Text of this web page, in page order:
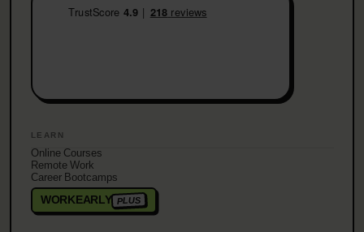
LEARN
Online Courses
Remote Work
Career Bootcamps
WORKEARLY PLUS